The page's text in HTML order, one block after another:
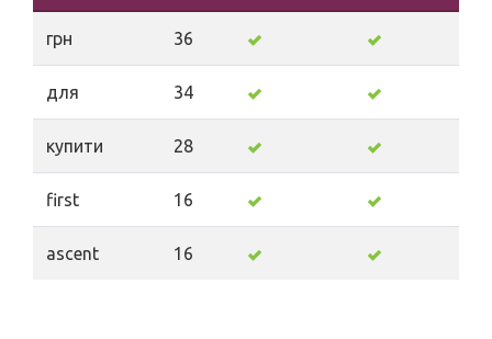
грн 36
для 34
купити 28
first 16
ascent 16